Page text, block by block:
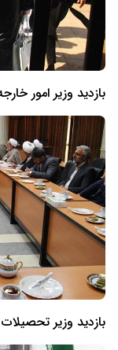
بازدید وزیر امور
بازدید وزیر